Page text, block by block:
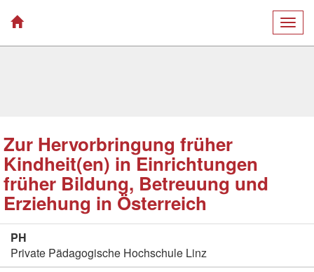
Zur Hervorbringung früher
Kindheit(en) in Einrichtungen
früher Bildung, Betreuung und
Erziehung in Österreich
PH
Private Pädagogische Hochschule Linz